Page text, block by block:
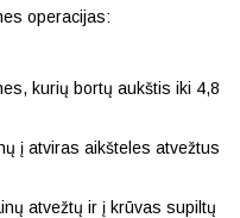
operacijas:
kurių bortų aukštis iki 4,8
į atviras aikšteles atvežtus
atvežtų ir į krūvas supiltų